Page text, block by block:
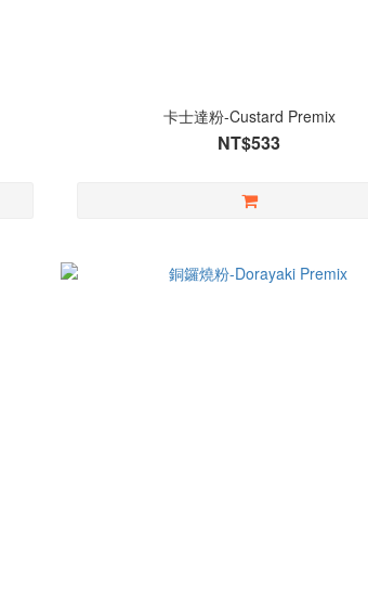
卡士達粉-Custard Premix
NT$533